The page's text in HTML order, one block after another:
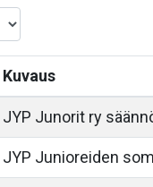
Kuvaus
JYP Junorit ry
JYP Junioreiden